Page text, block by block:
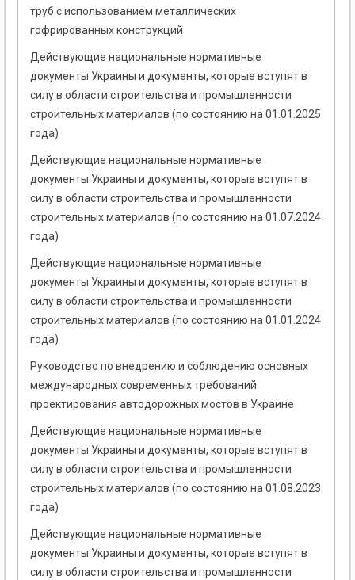
труб с использованием металлических
гофрированных конструкций
Действующие национальные нормативные
документы Украины и документы, которые вступят в
силу в области строительства и промышленности
строительных материалов (по состоянию на 01.01.2025
года)
Действующие национальные нормативные
документы Украины и документы, которые вступят в
силу в области строительства и промышленности
строительных материалов (по состоянию на 01.07.2024
года)
Действующие национальные нормативные
документы Украины и документы, которые вступят в
силу в области строительства и промышленности
строительных материалов (по состоянию на 01.01.2024
года)
Руководство по внедрению и соблюдению основных
международных современных требований
проектирования автодорожных мостов в Украине
Действующие национальные нормативные
документы Украины и документы, которые вступят в
силу в области строительства и промышленности
строительных материалов (по состоянию на 01.08.2023
года)
Действующие национальные нормативные
документы Украины и документы, которые вступят в
силу в области строительства и промышленности